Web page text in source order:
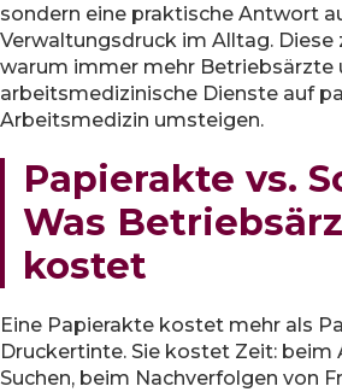
sondern eine praktische Antwort
Verwaltungsdruck im Alltag. Diese
warum immer mehr Betriebsärzte
arbeitsmedizinische Dienste auf
Arbeitsmedizin umsteigen.
Papierakte vs.
Was
kostet
Eine Papierakte kostet mehr als
Druckertinte. Sie kostet Zeit: beim
Suchen, beim Nachverfolgen von